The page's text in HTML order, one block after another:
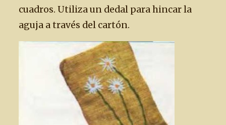
cuadros. Utiliza un dedal para hincar la
aguja a través del cartón.